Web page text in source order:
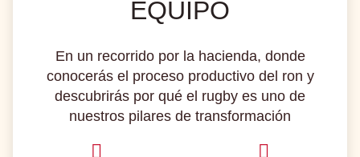
EQUIPO
En un recorrido por la hacienda, donde
conocerás el proceso productivo del ron y
descubrirás por qué el rugby es uno de
nuestros pilares de transformación